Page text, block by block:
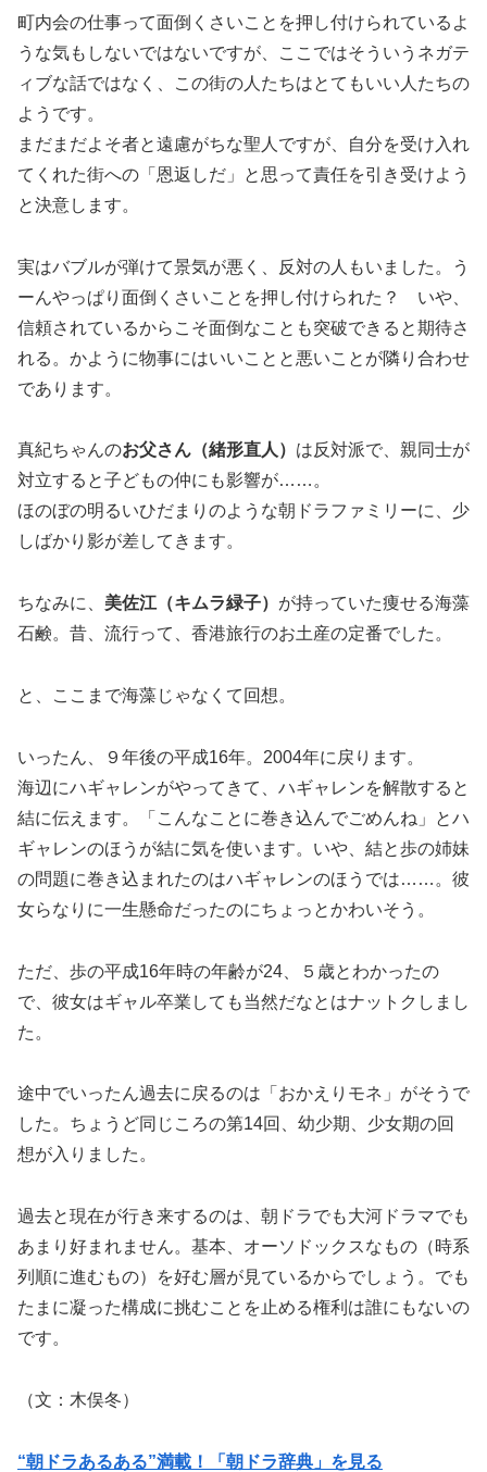
町内会の仕事って面倒くさいことを押し付けられているよ
うな気もしないではないですが、ここではそういうネガテ
ィブな話ではなく、この街の人たちはとてもいい人たちの
ようです。
まだまだよそ者と遠慮がちな聖人ですが、自分を受け入れ
てくれた街への「恩返しだ」と思って責任を引き受けよう
と決意します。
実はバブルが弾けて景気が悪く、反対の人もいました。う
ーんやっぱり面倒くさいことを押し付けられた？ いや、
信頼されているからこそ面倒なことも突破できると期待さ
れる。かように物事にはいいことと悪いことが隣り合わせ
であります。
真紀ちゃんのお父さん（緒形直人） は反対派で、親同士が
対立すると子どもの仲にも影響が……。
ほのぼの明るいひだまりのような朝ドラファミリーに、少
しばかり影が差してきます。
ちなみに、 美佐江（キムラ緑子） が持っていた痩せる海藻
石鹸。昔、流行って、香港旅行のお土産の定番でした。
と、ここまで海藻じゃなくて回想。
いったん、９年後の平成16年。2004年に戻ります。
海辺にハギャレンがやってきて、ハギャレンを解散すると
結に伝えます。「こんなことに巻き込んでごめんね」とハ
ギャレンのほうが結に気を使います。いや、結と歩の姉妹
の問題に巻き込まれたのはハギャレンのほうでは……。彼
女らなりに一生懸命だったのにちょっとかわいそう。
ただ、歩の平成16年時の年齢が24、５歳とわかったの
で、彼女はギャル卒業しても当然だなとはナットクしまし
た。
途中でいったん過去に戻るのは「おかえりモネ」がそうで
した。ちょうど同じころの第14回、幼少期、少女期の回
想が入りました。
過去と現在が行き来するのは、朝ドラでも大河ドラマでも
あまり好まれません。基本、オーソドックスなもの（時系
列順に進むもの）を好む層が見ているからでしょう。でも
たまに凝った構成に挑むことを止める権利は誰にもないの
です。
（文：木俣冬）
“朝ドラあるある”満載！「朝ドラ辞典」を見る